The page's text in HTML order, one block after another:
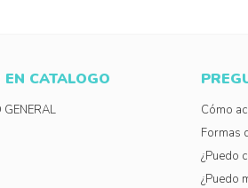
EN CATALOGO
GENERAL
Cómo
Formas
¿Puedo
¿Puedo